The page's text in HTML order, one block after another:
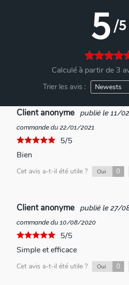
5/5
Calculé à partir de 3
Trier les avis :
Client anonyme publié le 11/
commande du 22/01/2021
5/5
Bien
Cet avis a-t-il été utile ? Oui 0
Client anonyme publié le 27/
commande du 10/08/2020
5/5
Simple et efficace
Cet avis a-t-il été utile ? Oui 0